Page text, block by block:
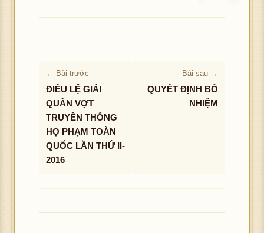
← Bài trước
ĐIỀU LỆ GIẢI
QUẦN VỢT
TRUYỀN THỐNG
HỌ PHẠM TOÀN
QUỐC LẦN THỨ II-
2016
Bài sau →
QUYẾT ĐỊNH BỔ
NHIỆM